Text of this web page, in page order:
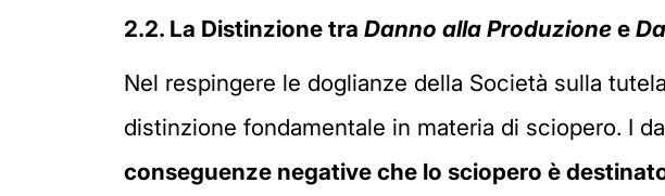
2.2. La Distinzione tra Danno alla Produzione e
Nel respingere le doglianze della Società sulla
distinzione fondamentale in materia di sciopero. I
conseguenze negative che lo sciopero è